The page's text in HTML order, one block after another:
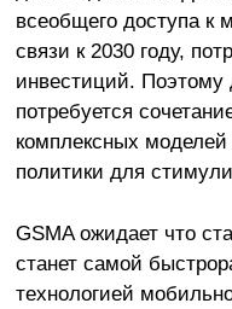
всеобщего доступа к
связи к 2030 году,
инвестиций. Поэтому
потребуется
комплексных
политики для
GSMA ожидает что
станет самой
технологией